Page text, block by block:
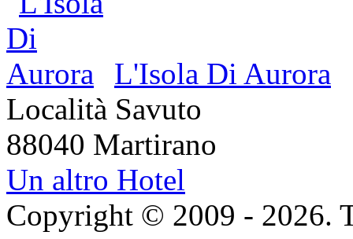
L'Isola Di Aurora
Località Savuto
88040 Martirano
Un altro Hotel
Copyright © 2009 - 2026.